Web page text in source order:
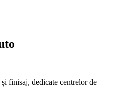
finisaj, dedicate centrelor de